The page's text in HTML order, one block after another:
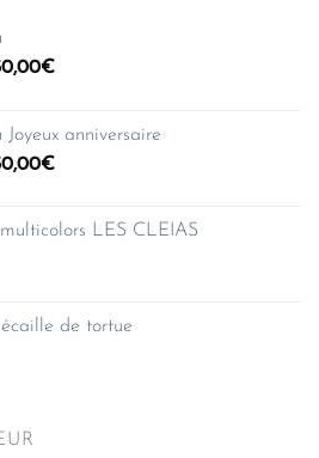
€Plage
35,00€
à
anniversaire
€Plage
35,00€LES CLEIAS
de tortue